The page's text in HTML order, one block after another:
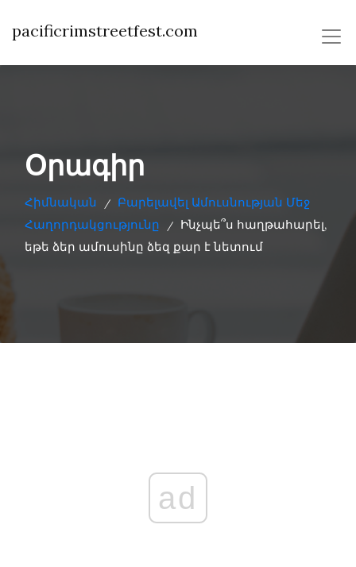
pacificrimstreetfest.com
Օրագիր
Հիմնական /
Բարելավել Ամուսնության Մեջ
Հաղորդակցությունը
/
Ինչպե՞ս հաղթահարել,
եթե ձեր ամուսինը ձեզ քար է նետում
ad